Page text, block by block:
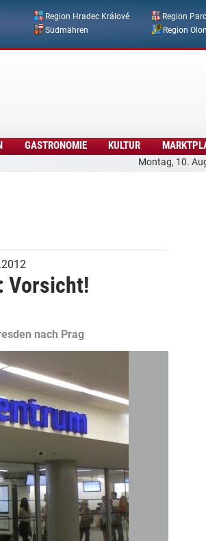
Region Hradec Králové Region
Südmähren Region
Montag, 10.
GASTRONOMIE KULTUR
Vorsicht!
nach Prag